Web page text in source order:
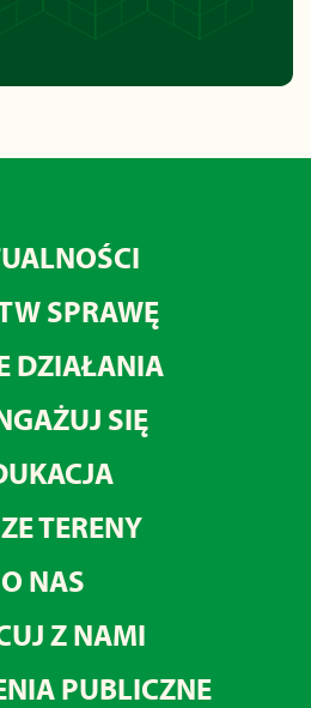
SPRAWĘ
DZIAŁANIA
SIĘ
TERENY
O NAS
Z NAMI
PUBLICZNE